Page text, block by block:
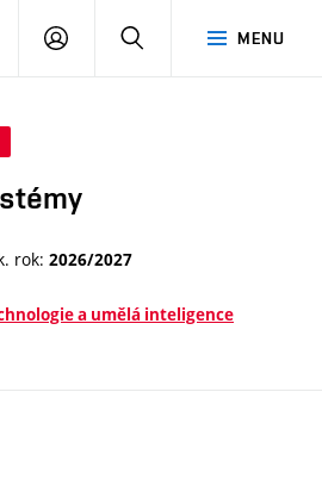
MENU
PŘIHLÁSIT
rok: 2026/2027
a umělá inteligence